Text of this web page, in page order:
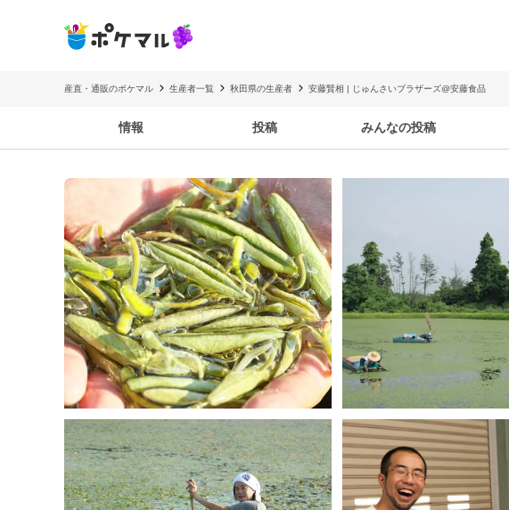
産直・通販のポケマル 生産者一覧 秋田県の生産者 安藤賢相 | じゅんさいブラザーズ@安藤食品
情報 投稿 みんなの投稿